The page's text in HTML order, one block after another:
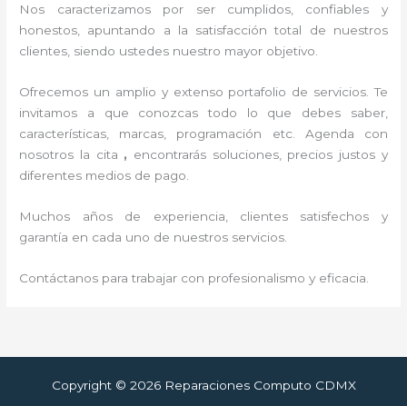
Nos caracterizamos por ser cumplidos, confiables y
honestos, apuntando a la satisfacción total de nuestros
clientes, siendo ustedes nuestro mayor objetivo.
Ofrecemos un amplio y extenso portafolio de servicios. Te
invitamos a que conozcas todo lo que debes saber,
características, marcas, programación etc. Agenda con
nosotros la cita , encontrarás soluciones, precios justos y
diferentes medios de pago.
Muchos años de experiencia, clientes satisfechos y
garantía en cada uno de nuestros servicios.
Contáctanos para trabajar con profesionalismo y eficacia.
Copyright © 2026 Reparaciones Computo CDMX